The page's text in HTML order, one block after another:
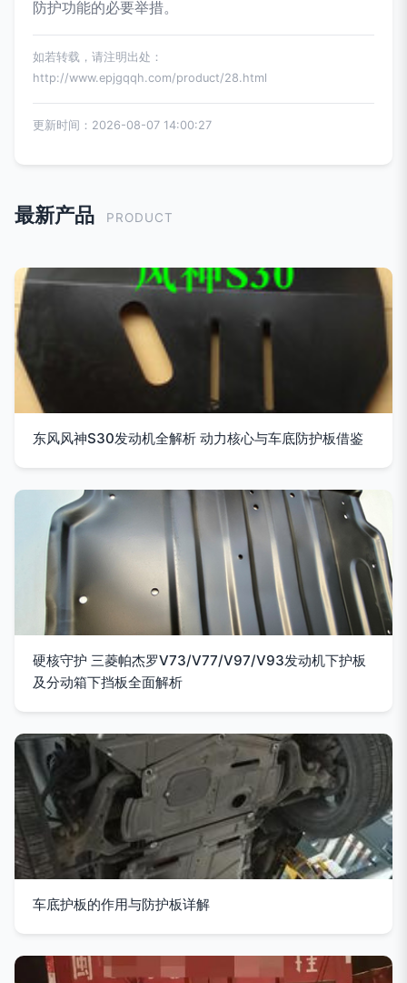
防护功能的必要举措。
如若转载，请注明出处：
http://www.epjgqqh.com/product/28.html
更新时间：2026-08-07 14:00:27
最新产品 PRODUCT
东风风神S30发动机全解析 动力核心与车底防护板借鉴
硬核守护 三菱帕杰罗V73/V77/V97/V93发动机下护板
及分动箱下挡板全面解析
车底护板的作用与防护板详解